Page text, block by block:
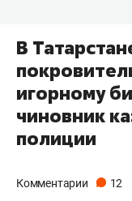
В
игорному
чиновник
полиции
Комментарии 12